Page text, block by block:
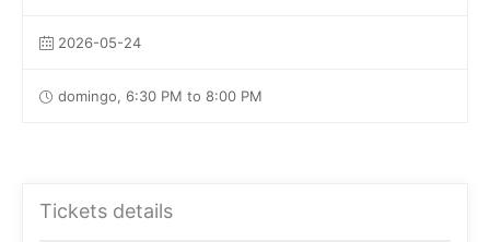
2026-05-24
domingo, 6:30 PM to 8:00 PM
Tickets details